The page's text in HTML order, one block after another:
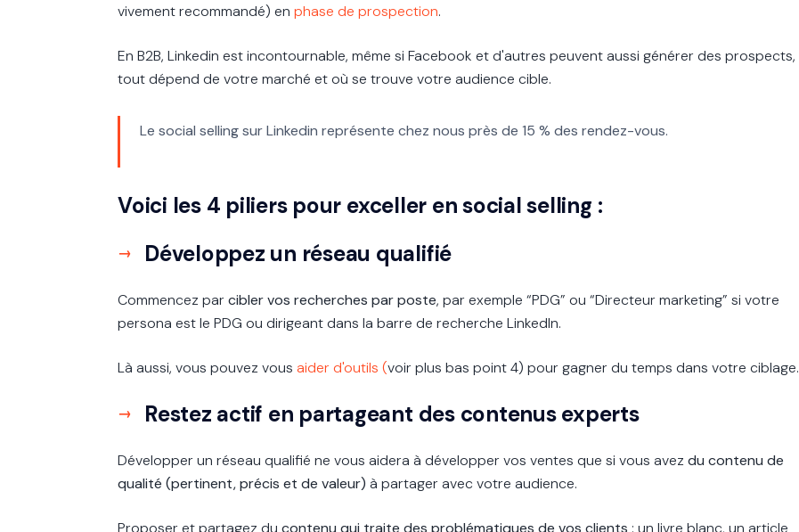
vivement recommandé) en phase de prospection.
En B2B, Linkedin est incontournable, même si Facebook et d'autres peuvent aussi générer des prospects,
tout dépend de votre marché et où se trouve votre audience cible.
Le social selling sur Linkedin représente chez nous près de 15 % des rendez-vous.
Voici les 4 piliers pour exceller en social selling :
Développez un réseau qualifié
Commencez parcibler vos recherches par poste, par exemple “PDG” ou “Directeur marketing” si votre
persona est le PDG ou dirigeant dans la barre de recherche LinkedIn.
Là aussi, vous pouvez vous aider d'outils (voir plus bas point 4) pour gagner du temps dans votre ciblage.
Restez actif en partageant des contenus experts
Développer un réseau qualifié ne vous aidera à développer vos ventes que si vous avez du contenu de
qualité (pertinent, précis et de valeur) à partager avec votre audience.
Proposer et partagez du contenu qui traite des problématiques de vos clients : un livre blanc, un article